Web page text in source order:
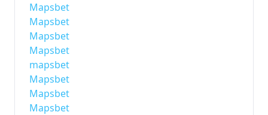
Mapsbet
Mapsbet
Mapsbet
Mapsbet
mapsbet
Mapsbet
Mapsbet
Mapsbet